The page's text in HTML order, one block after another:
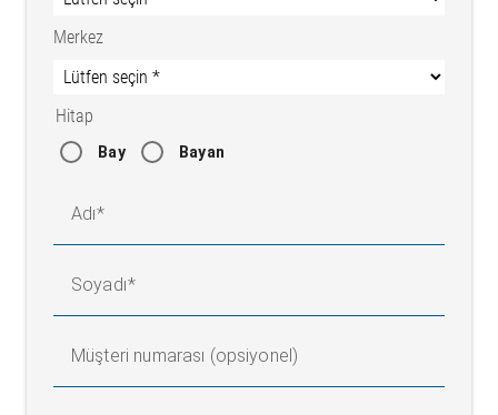
Merkez
Hitap
Bay Bayan
Adı
Soyadı
Müşteri numarası (opsiyonel)